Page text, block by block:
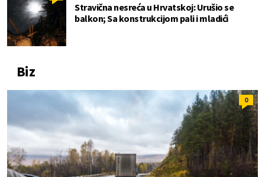
Stravična nesreća u Hrvatskoj: Urušio se
balkon; Sa konstrukcijom pali i mladići
Biz
0